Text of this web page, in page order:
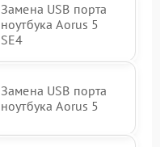
Замена USB порта
ноутбука Aorus 5
SE4
Замена USB порта
ноутбука Aorus 5